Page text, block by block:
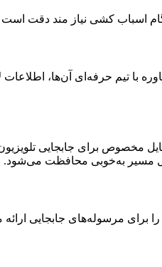
اسباب کشی نیاز مند دقت
با تیم حرفه‌ای آن‌ها، اطلاعات
مخصوص برای جابجایی
مسیر به‌خوبی محافظت می‌شود.
برای مرسوله‌های جابجایی